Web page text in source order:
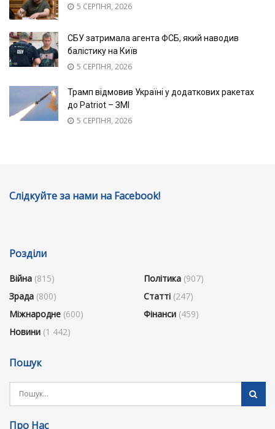
5 СЕРПНЯ, 2026
СБУ затримала агента ФСБ, який наводив
балістику на Київ
5 СЕРПНЯ, 2026
Трамп відмовив Україні у додаткових ракетах
до Patriot – ЗМІ
5 СЕРПНЯ, 2026
Слідкуйте за нами на Facebook!
Розділи
Війна (815)
Зрада (800)
Міжнародне (600)
Новини (1 442)
Політика (907)
Статті (247)
Фінанси (459)
Пошук
Про Нас